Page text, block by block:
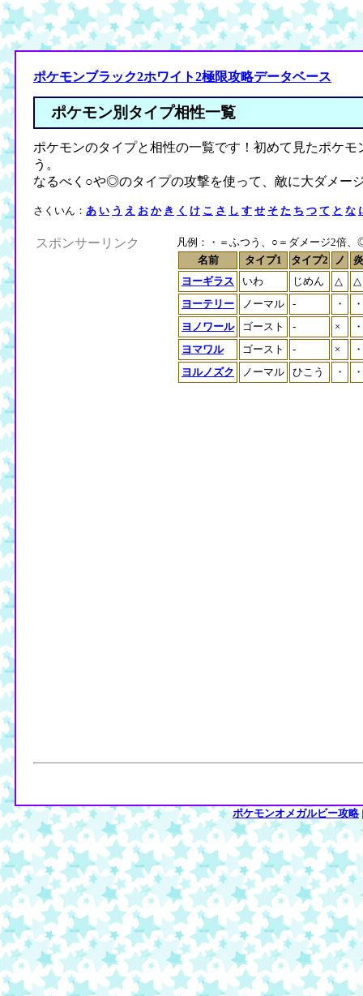
ポケモンブラック2ホワイト2極限攻略データベース
ポケモン別タイプ相性一覧
ポケモンのタイプと相性の一覧です！初めて見たポケ
う。
なるべく○や◎のタイプの攻撃を使って、敵に大ダメー
さくいん： あ い う え お か き く け こ さ し す せ そ た ち つ て と な
スポンサーリンク
凡例：・＝ふつう、○＝ダメージ2倍
名前
タイプ1 タイプ2 ノ
炎
ヨーギラス
いわ じめん △
△
ヨーテリー
ノーマル - ・
・
ヨノワール
ゴースト - ×
・
ヨマワル
ゴースト - ×
・
ヨルノズク
ノーマル ひこう ・ ・
ポケモンオメガルビー攻略